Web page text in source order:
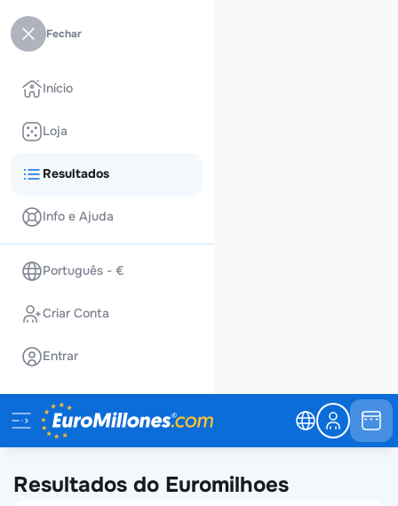
Fechar
Início
Loja
Resultados
Info e Ajuda
Português - €
Criar Conta
Entrar
Resultados do Euromilhoes